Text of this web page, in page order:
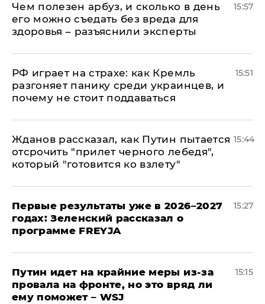
Чем полезен арбуз, и сколько в день
его можно съедать без вреда для
здоровья – разъяснили эксперты
15:57
РФ играет на страхе: как Кремль
разгоняет панику среди украинцев, и
почему не стоит поддаваться
15:51
Жданов рассказал, как Путин пытается
отсрочить "прилет черного лебедя",
который "готовится ко взлету"
15:44
Первые результаты уже в 2026–2027
годах: Зеленский рассказал о
программе FREYJA
15:27
Путин идет на крайние меры из-за
провала на фронте, но это вряд ли
ему поможет – WSJ
15:15